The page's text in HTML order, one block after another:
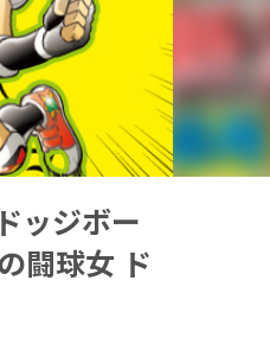
ッジボー
闘球女 ド